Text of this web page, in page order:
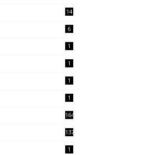
14
6
1
1
1
1
1644
137
1